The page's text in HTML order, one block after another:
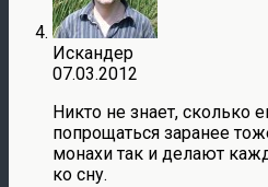
Искандер
07.03.2012
Никто не знает, сколько
попрощаться заранее
монахи так и делают
ко сну.